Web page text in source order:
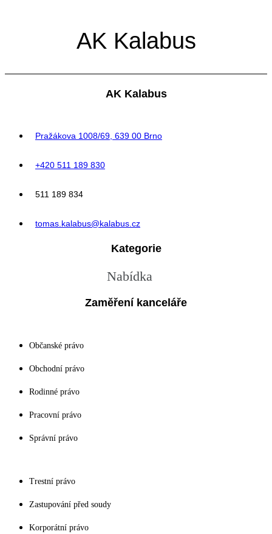
AK Kalabus
AK Kalabus
Pražákova 1008/69, 639 00 Brno
+420 511 189 830
511 189 834
tomas.kalabus@kalabus.cz
Kategorie
Nabídka
Zaměření kanceláře
Občanské právo
Obchodní právo
Rodinné právo
Pracovní právo
Správní právo
Trestní právo
Zastupování před soudy
Korporátní právo